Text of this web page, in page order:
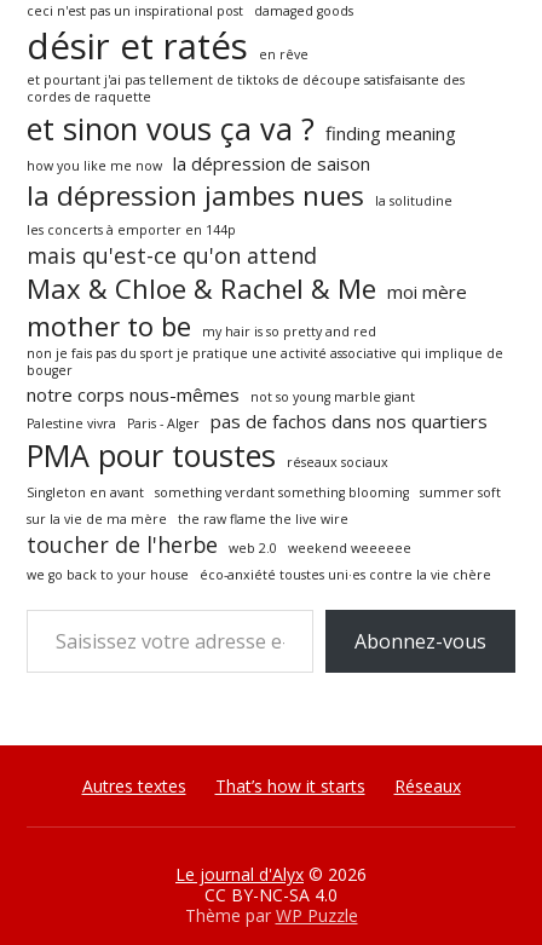
ceci n'est pas un inspirational post damaged goods
désir et ratés
en rêve
et pourtant j'ai pas tellement de tiktoks de découpe satisfaisante des
cordes de raquette
et sinon vous ça va ? finding meaning
how you like me now la dépression de saison
la dépression jambes nues
la solitudine
les concerts à emporter en 144p
mais qu'est-ce qu'on attend
Max & Chloe & Rachel & Me moi mère
mother to be
my hair is so pretty and red
non je fais pas du sport je pratique une activité associative qui implique de
bouger
notre corps nous-mêmes
not so young marble giant
Palestine vivra
Paris - Alger pas de fachos dans nos quartiers
PMA pour toustes
réseaux sociaux
Singleton en avant
something verdant something blooming
summer soft
sur la vie de ma mère
the raw flame the live wire
toucher de l'herbe web 2.0
weekend weeeeee
we go back to your house
éco-anxiété toustes uni·es contre la vie chère
Saisissez votre adresse e-mail…
Abonnez-vous
Autres textes That’s how it starts Réseaux
Le journal d'Alyx © 2026
CC BY-NC-SA 4.0
Thème par WP Puzzle